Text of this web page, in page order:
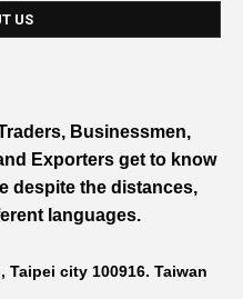
US
Businessmen,
Exporters get to know
despite the distances,
languages.
Taipei city 100916. Taiwan